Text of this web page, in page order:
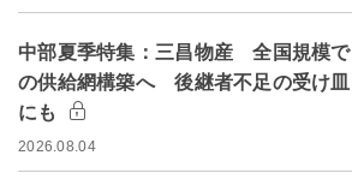
中部夏季特集：三昌物産 全国規模で
の供給網構築へ 後継者不足の受け皿
にも
2026.08.04